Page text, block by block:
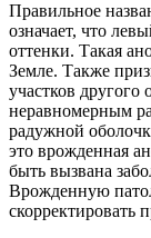
Правильное
означает, что
оттенки. Такая
Земле. Также
участков другого
неравномерным
радужной
это врожденная
быть вызвана
Врожденную
скорректировать